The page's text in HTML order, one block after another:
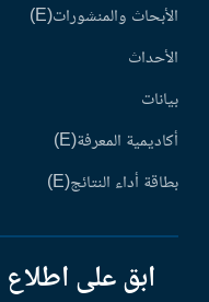
الأبحاث والمنشورات(E)
الأحداث
بيانات
أكاديمية المعرفة(E)
بطاقة أداء النتائج(E)
ابق على اطلاع